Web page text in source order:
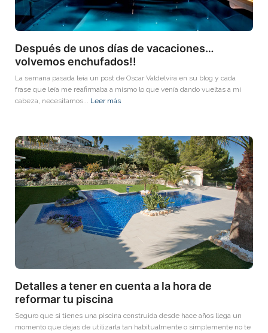
Después de unos días de vacaciones…
volvemos enchufados!!
La semana pasada leía un post de Oscar Valdelvira en su blog y cada
frase que leía me reafirmaba a mismo lo que venía dando vueltas a mi
cabeza, necesitamos... Leer más
Detalles a tener en cuenta a la hora de
reformar tu piscina
Seguro que si tienes una piscina construida desde hace años llega un
momento que dejas de utilizarla tan habitualmente o simplemente no te